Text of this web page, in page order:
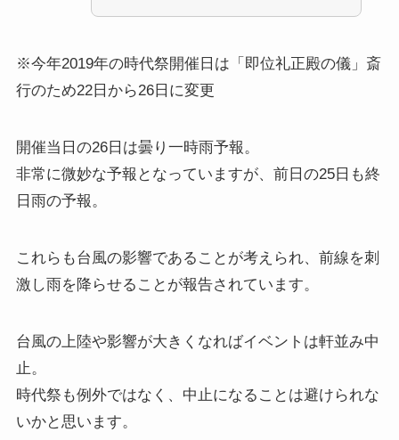
※今年2019年の時代祭開催日は「即位礼正殿の儀」斎
行のため22日から26日に変更
開催当日の26日は曇り一時雨予報。
非常に微妙な予報となっていますが、前日の25日も終
日雨の予報。
これらも台風の影響であることが考えられ、前線を刺
激し雨を降らせることが報告されています。
台風の上陸や影響が大きくなればイベントは軒並み中
止。
時代祭も例外ではなく、中止になることは避けられな
いかと思います。